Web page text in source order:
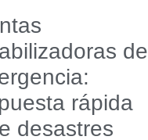
de
rápida
desastres